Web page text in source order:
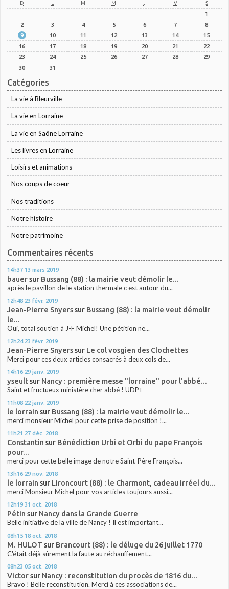
D L M M J V S
1
2
3 4 5 6 7
8
9
10 11 12 13 14
15
16
17 18 19 20 21
22
23
24 25 26 27 28
29
30
31
Catégories
La vie à Bleurville
La vie en Lorraine
La vie en Saône Lorraine
Les livres en Lorraine
Loisirs et animations
Nos coups de coeur
Nos traditions
Notre histoire
Notre patrimoine
Commentaires récents
14h37 13 mars 2019
bauersur Bussang (88) : la mairie veut démolir le...
après le pavillon de le station thermale c est autour du...
12h48 23 févr. 2019
Jean-Pierre Snyerssur Bussang (88) : la mairie veut démolir
le...
Oui, total soutien à J-F Michel! Une pétition ne...
12h24 23 févr. 2019
Jean-Pierre Snyerssur Le col vosgien des Clochettes
Merci pour ces deux articles consacrés à deux cols de...
14h16 29 janv. 2019
yseultsur Nancy : première messe "lorraine" pour l'abbé...
Saint et fructueux ministère cher abbé ! UDP+
11h08 22 janv. 2019
le lorrain sur Bussang (88) : la mairie veut démolir le...
merci monsieur Michel pour cette prise de position !...
11h21 27 déc. 2018
Constantin sur Bénédiction Urbi et Orbi du pape François
pour...
merci pour cette belle image de notre Saint-Père François...
13h16 29 nov. 2018
le lorrain sur Lironcourt (88) : le Charmont, cadeau irréel du...
merci Monsieur Michel pour vos articles toujours aussi...
12h19 31 oct. 2018
Pétin sur Nancy dans la Grande Guerre
Belle initiative de la ville de Nancy ! Il est important...
08h15 18 oct. 2018
M. HULOT sur Brancourt (88) : le déluge du 26 juillet 1770
C'était déjà sûrement la faute au réchauffement...
08h23 05 oct. 2018
Victorsur Nancy : reconstitution du procès de 1816 du...
Bravo ! Belle reconstitution. Merci à ces associations de...